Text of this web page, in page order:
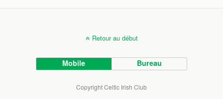
Retour au début
Mobile Bureau
Copyright Celtic Irish Club